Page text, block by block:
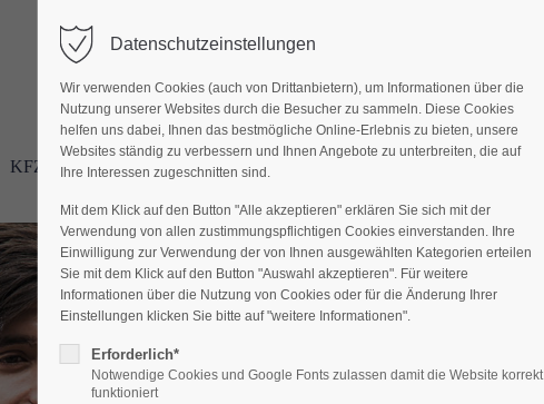
Der Eintrag "offcanvas-col2" existiert leider
nicht.
KFZ-WERKSTATT HU/AU SERVICE
Datenschutzeinstellungen
Wir verwenden Cookies (auch von Drittanbietern), um Informationen über die
Nutzung unserer Websites durch die Besucher zu sammeln. Diese Cookies
helfen uns dabei, Ihnen das bestmögliche Online-Erlebnis zu bieten, unsere
Websites ständig zu verbessern und Ihnen Angebote zu unterbreiten, die auf
Ihre Interessen zugeschnitten sind.
Mit dem Klick auf den Button "Alle akzeptieren" erklären Sie sich mit der
Verwendung von allen zustimmungspflichtigen Cookies einverstanden. Ihre
Einwilligung zur Verwendung der von Ihnen ausgewählten Kategorien erteilen
Sie mit dem Klick auf den Button "Auswahl akzeptieren". Für weitere
Informationen über die Nutzung von Cookies oder für die Änderung Ihrer
Einstellungen klicken Sie bitte auf "weitere Informationen".
Erforderlich*
Notwendige Cookies und Google Fonts zulassen damit die Website korrekt
funktioniert